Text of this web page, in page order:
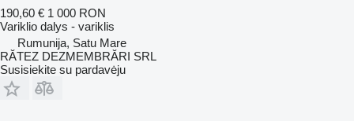
190,60 € 1 000 RON
Variklio dalys - variklis
Rumunija, Satu Mare
RĂTEZ DEZMEMBRĂRI SRL
Susisiekite su pardavėju